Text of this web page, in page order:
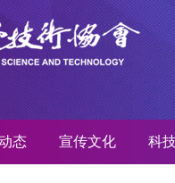
态 宣传文化 科